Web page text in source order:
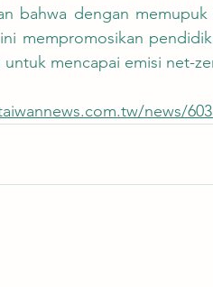
mempromosikan
mencapai emisi net-
news/